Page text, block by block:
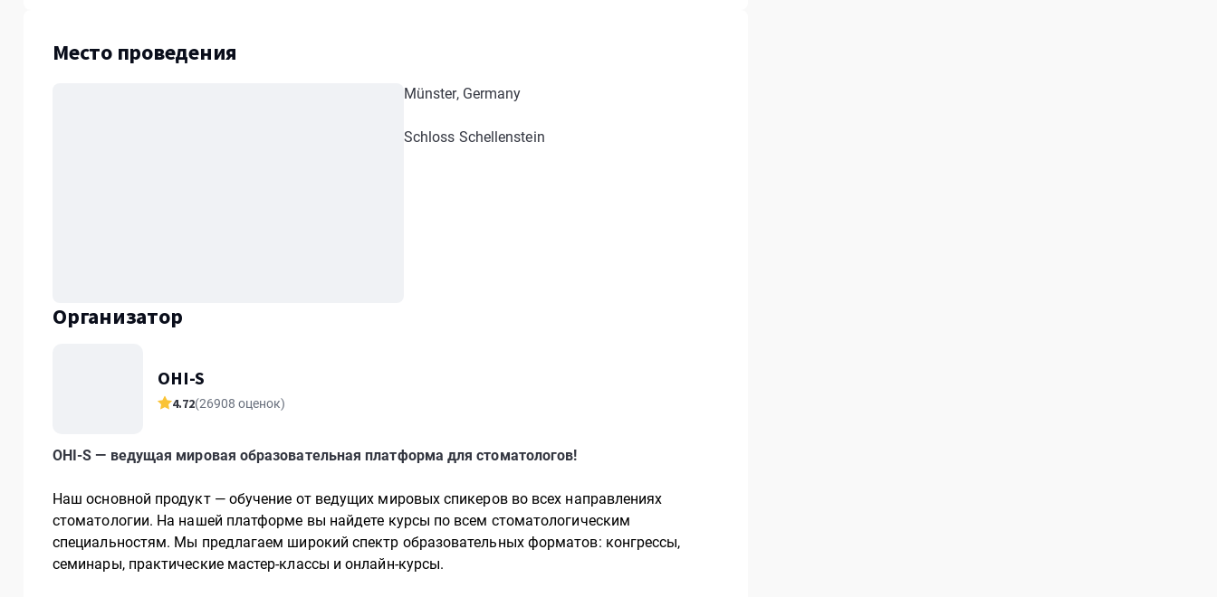
Место проведения
Münster, Germany
Schloss Schellenstein
Организатор
OHI-S
4.72(26908 оценок)
OHI-S — ведущая мировая образовательная платформа для стоматологов!
Наш основной продукт — обучение от ведущих мировых спикеров во всех направлениях
стоматологии. На нашей платформе вы найдете курсы по всем стоматологическим
специальностям. Мы предлагаем широкий спектр образовательных форматов: конгрессы,
семинары, практические мастер-классы и онлайн-курсы.